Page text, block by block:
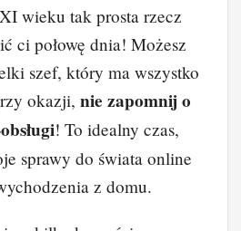
wieku tak prosta rzecz
ci połowę dnia! Możesz
szef, który ma wszystko
okazji, nie zapomnij o
! To idealny czas,
sprawy do świata online
z domu.